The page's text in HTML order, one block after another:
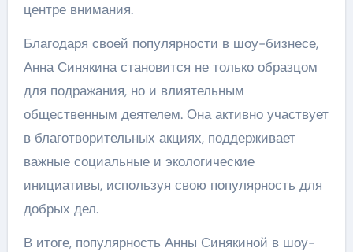
центре внимания.
Благодаря своей популярности в шоу-бизнесе,
Анна Синякина становится не только образцом
для подражания, но и влиятельным
общественным деятелем. Она активно участвует
в благотворительных акциях, поддерживает
важные социальные и экологические
инициативы, используя свою популярность для
добрых дел.
В итоге, популярность Анны Синякиной в шоу-